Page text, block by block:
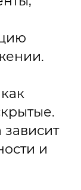
и